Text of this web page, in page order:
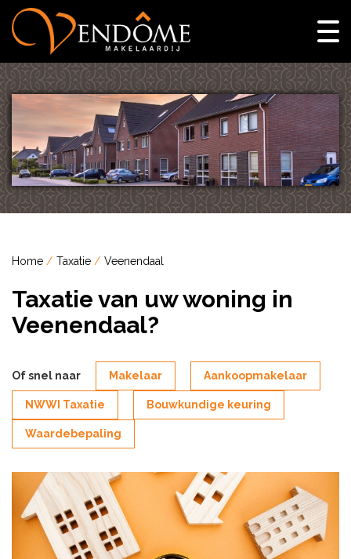
Home Taxatie Veenendaal
Taxatie van uw woning in
Veenendaal?
Of snel naar Makelaar Aankoopmakelaar
NWWI Taxatie Bouwkundige keuring
Waardebepaling